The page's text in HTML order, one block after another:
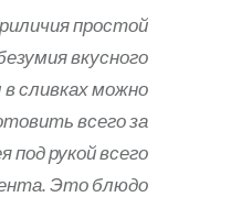
простой
вкусного
сливках можно
всего за
под рукой всего
Это блюдо